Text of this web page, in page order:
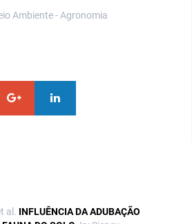
Ambiente - Agronomia
al. INFLUÊNCIA DA ADUBAÇÃO